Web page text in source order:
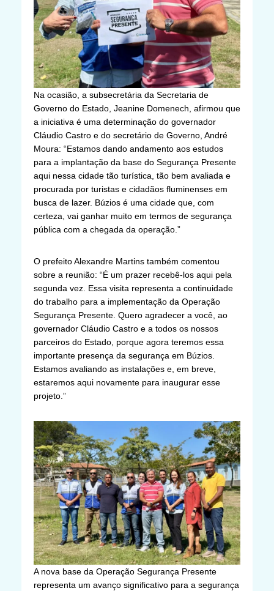
Na ocasião, a subsecretária da Secretaria de
Governo do Estado, Jeanine Domenech, afirmou que
a iniciativa é uma determinação do governador
Cláudio Castro e do secretário de Governo, André
Moura: “Estamos dando andamento aos estudos
para a implantação da base do Segurança Presente
aqui nessa cidade tão turística, tão bem avaliada e
procurada por turistas e cidadãos fluminenses em
busca de lazer. Búzios é uma cidade que, com
certeza, vai ganhar muito em termos de segurança
pública com a chegada da operação.”
O prefeito Alexandre Martins também comentou
sobre a reunião: “É um prazer recebê-los aqui pela
segunda vez. Essa visita representa a continuidade
do trabalho para a implementação da Operação
Segurança Presente. Quero agradecer a você, ao
governador Cláudio Castro e a todos os nossos
parceiros do Estado, porque agora teremos essa
importante presença da segurança em Búzios.
Estamos avaliando as instalações e, em breve,
estaremos aqui novamente para inaugurar esse
projeto.”
A nova base da Operação Segurança Presente
representa um avanço significativo para a segurança